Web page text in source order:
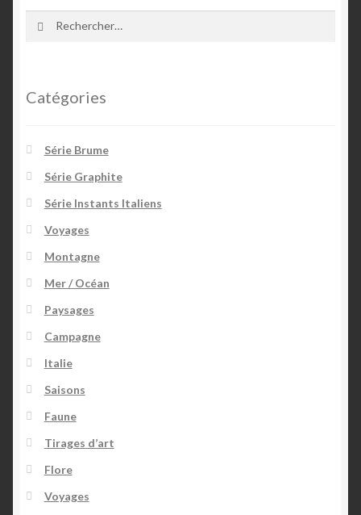
Team Member
Catégories
Série Brume
Série Graphite
Série Instants Italiens
Voyages
Montagne
Mer / Océan
Paysages
Campagne
Italie
Saisons
Faune
Tirages d’art
Flore
Voyages